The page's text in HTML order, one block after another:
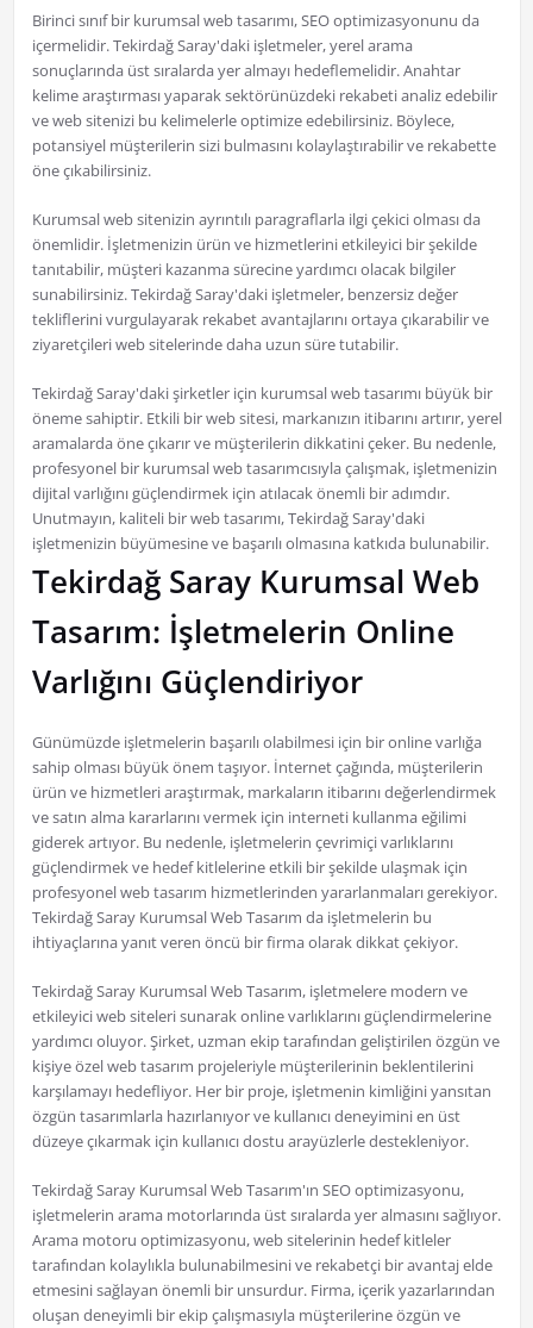
Birinci sınıf bir kurumsal web tasarımı, SEO optimizasyonunu da
içermelidir. Tekirdağ Saray'daki işletmeler, yerel arama
sonuçlarında üst sıralarda yer almayı hedeflemelidir. Anahtar
kelime araştırması yaparak sektörünüzdeki rekabeti analiz edebilir
ve web sitenizi bu kelimelerle optimize edebilirsiniz. Böylece,
potansiyel müşterilerin sizi bulmasını kolaylaştırabilir ve rekabette
öne çıkabilirsiniz.
Kurumsal web sitenizin ayrıntılı paragraflarla ilgi çekici olması da
önemlidir. İşletmenizin ürün ve hizmetlerini etkileyici bir şekilde
tanıtabilir, müşteri kazanma sürecine yardımcı olacak bilgiler
sunabilirsiniz. Tekirdağ Saray'daki işletmeler, benzersiz değer
tekliflerini vurgulayarak rekabet avantajlarını ortaya çıkarabilir ve
ziyaretçileri web sitelerinde daha uzun süre tutabilir.
Tekirdağ Saray'daki şirketler için kurumsal web tasarımı büyük bir
öneme sahiptir. Etkili bir web sitesi, markanızın itibarını artırır, yerel
aramalarda öne çıkarır ve müşterilerin dikkatini çeker. Bu nedenle,
profesyonel bir kurumsal web tasarımcısıyla çalışmak, işletmenizin
dijital varlığını güçlendirmek için atılacak önemli bir adımdır.
Unutmayın, kaliteli bir web tasarımı, Tekirdağ Saray'daki
işletmenizin büyümesine ve başarılı olmasına katkıda bulunabilir.
Tekirdağ Saray Kurumsal Web
Tasarım: İşletmelerin Online
Varlığını Güçlendiriyor
Günümüzde işletmelerin başarılı olabilmesi için bir online varlığa
sahip olması büyük önem taşıyor. İnternet çağında, müşterilerin
ürün ve hizmetleri araştırmak, markaların itibarını değerlendirmek
ve satın alma kararlarını vermek için interneti kullanma eğilimi
giderek artıyor. Bu nedenle, işletmelerin çevrimiçi varlıklarını
güçlendirmek ve hedef kitlelerine etkili bir şekilde ulaşmak için
profesyonel web tasarım hizmetlerinden yararlanmaları gerekiyor.
Tekirdağ Saray Kurumsal Web Tasarım da işletmelerin bu
ihtiyaçlarına yanıt veren öncü bir firma olarak dikkat çekiyor.
Tekirdağ Saray Kurumsal Web Tasarım, işletmelere modern ve
etkileyici web siteleri sunarak online varlıklarını güçlendirmelerine
yardımcı oluyor. Şirket, uzman ekip tarafından geliştirilen özgün ve
kişiye özel web tasarım projeleriyle müşterilerinin beklentilerini
karşılamayı hedefliyor. Her bir proje, işletmenin kimliğini yansıtan
özgün tasarımlarla hazırlanıyor ve kullanıcı deneyimini en üst
düzeye çıkarmak için kullanıcı dostu arayüzlerle destekleniyor.
Tekirdağ Saray Kurumsal Web Tasarım'ın SEO optimizasyonu,
işletmelerin arama motorlarında üst sıralarda yer almasını sağlıyor.
Arama motoru optimizasyonu, web sitelerinin hedef kitleler
tarafından kolaylıkla bulunabilmesini ve rekabetçi bir avantaj elde
etmesini sağlayan önemli bir unsurdur. Firma, içerik yazarlarından
oluşan deneyimli bir ekip çalışmasıyla müşterilerine özgün ve